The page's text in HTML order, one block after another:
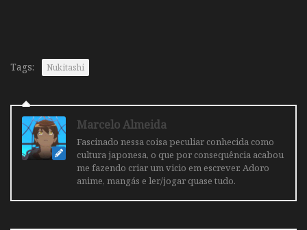
Tags: Nukitashi
Marcelo Almeida
Fascinado nessa coisa peculiar conhecida como
cultura japonesa, o que por consequência acabou
me fazendo criar um vicio em escrever. Adoro
anime, mangás e ler/jogar quase tudo.